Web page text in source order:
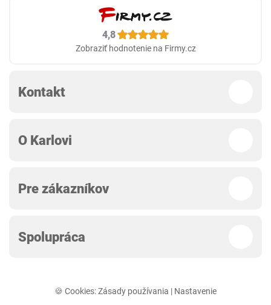
4,8
Zobraziť hodnotenie na Firmy.cz
Kontakt
O Karlovi
Pre zákazníkov
Spolupráca
🍪 Cookies:Zásady používania | Nastavenie